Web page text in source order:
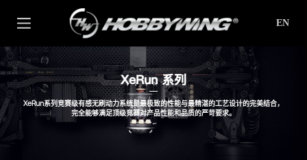
EN
XeRun 系列
XeRun系列竞赛级有感无刷动力系统是最极致的性能与最精湛的工艺设计的完美结合，
完全能够满足顶级竞赛对产品性能和品质的严苛要求。